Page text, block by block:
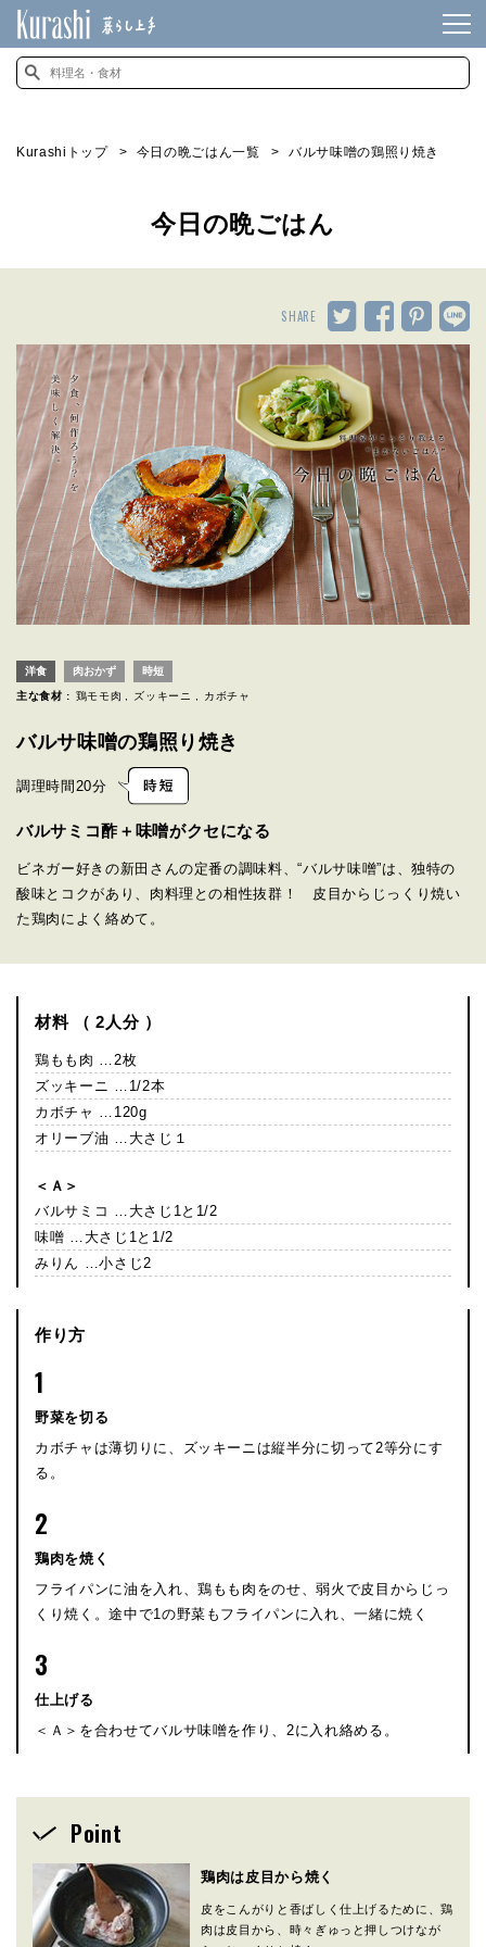
Kurashiトップ 今日の晩ごはん一覧 バルサ味噌の鶏照り焼き
今日の晩ごはん
SHARE
洋食 肉おかず 時短
主な食材 : 鶏モモ肉 ズッキーニ カボチャ
バルサ味噌の鶏照り焼き
調理時間 20分
バルサミコ酢＋味噌がクセになる
ビネガー好きの新田さんの定番の調味料、“バルサ味噌”は、独特の
酸味とコクがあり、肉料理との相性抜群！ 皮目からじっくり焼い
た鶏肉によく絡めて。
材料 （ 2人分 ）
鶏もも肉 …2枚
ズッキーニ …1/2本
カボチャ …120g
オリーブ油 …大さじ１
＜Ａ＞
バルサミコ …大さじ1と1/2
味噌 …大さじ1と1/2
みりん …小さじ2
作り方
1
野菜を切る
カボチャは薄切りに、ズッキーニは縦半分に切って2等分にす
る。
2
鶏肉を焼く
フライパンに油を入れ、鶏もも肉をのせ、弱火で皮目からじっ
くり焼く。途中で1の野菜もフライパンに入れ、一緒に焼く
3
仕上げる
＜Ａ＞を合わせてバルサ味噌を作り、2に入れ絡める。
Point
鶏肉は皮目から焼く
皮をこんがりと香ばしく仕上げるために、鶏
肉は皮目から、時々ぎゅっと押しつけなが